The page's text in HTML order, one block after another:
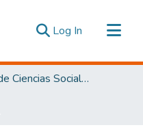
Log In (current)
Facultad de Ciencias Sociales y Humanas